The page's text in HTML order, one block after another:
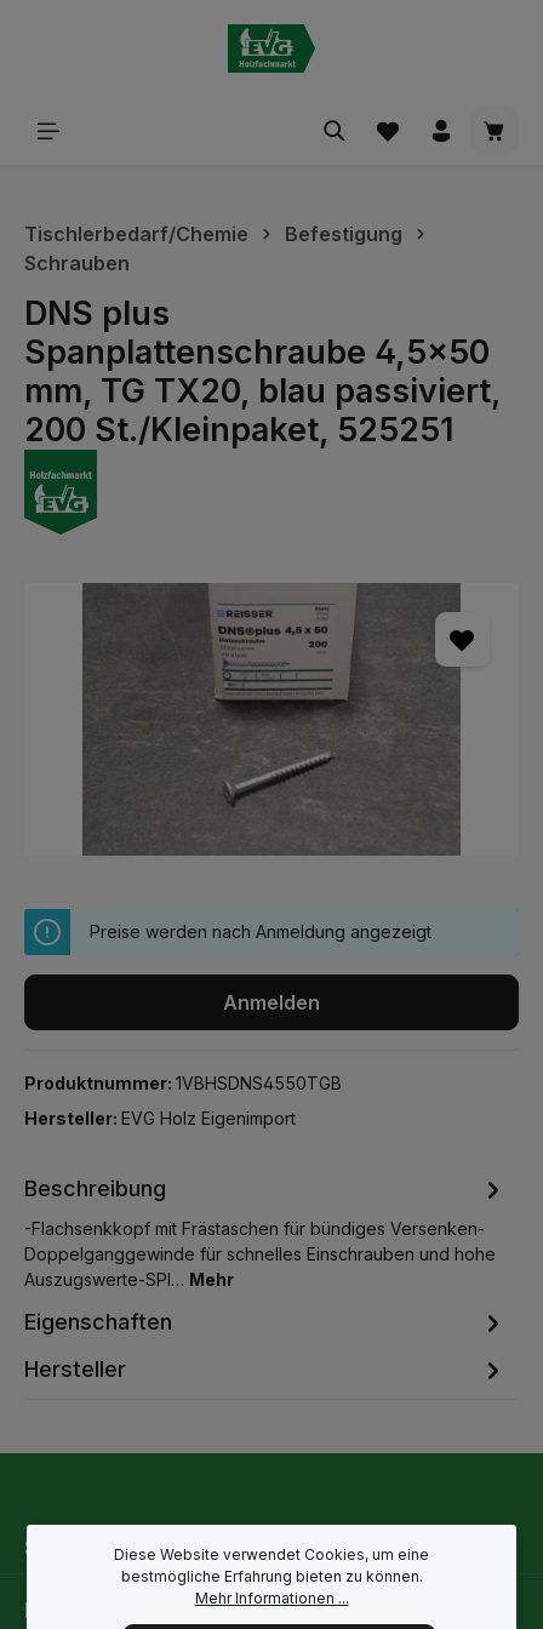
Tischlerbedarf/Chemie
Befestigung
Schrauben
DNS plus
Spanplattenschraube 4,5x50
mm, TG TX20, blau passiviert,
200 St./Kleinpaket, 525251
Preise werden nach Anmeldung angezeigt
Anmelden
Produktnummer: 1VBHSDNS4550TGB
Hersteller: EVG Holz Eigenimport
Beschreibung
-Flachsenkkopf mit Frästaschen für bündiges Versenken-
Doppelganggewinde für schnelles Einschrauben und hohe
Auszugswerte-SPI… Mehr
Eigenschaften
Hersteller
Service-Hotline
Rechtliche Hinweise
Diese Website verwendet Cookies, um eine
bestmögliche Erfahrung bieten zu können.
Mehr Informationen ...